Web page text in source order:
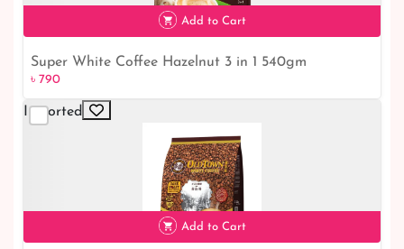
৳ 790
Add to Cart
Super White Coffee Hazelnut 3 in 1 540gm
৳ 790
Imported
Add to Cart